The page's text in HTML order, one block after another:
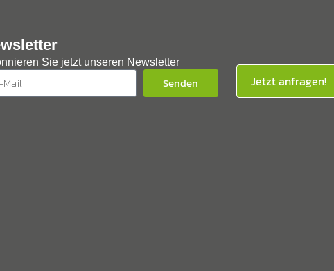
Jetzt anfragen!
Sie jetzt unseren Newsletter
Senden